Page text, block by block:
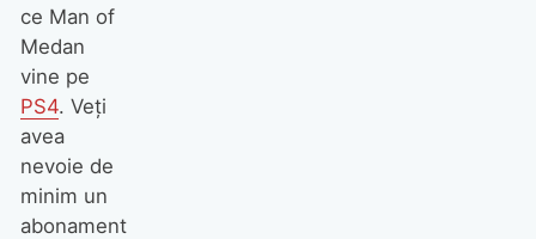
ce Man of
Medan
vine pe
PS4. Veţi
avea
nevoie de
minim un
abonament